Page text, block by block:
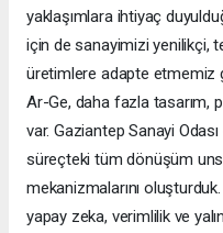
yaklaşımlara ihtiyaç
için de sanayimizi yenilikçi,
üretimlere adapte etmemiz
Ar-Ge, daha fazla tasarım,
var. Gaziantep Sanayi
süreçteki tüm dönüşüm
mekanizmalarını
yapay zeka, verimlilik ve